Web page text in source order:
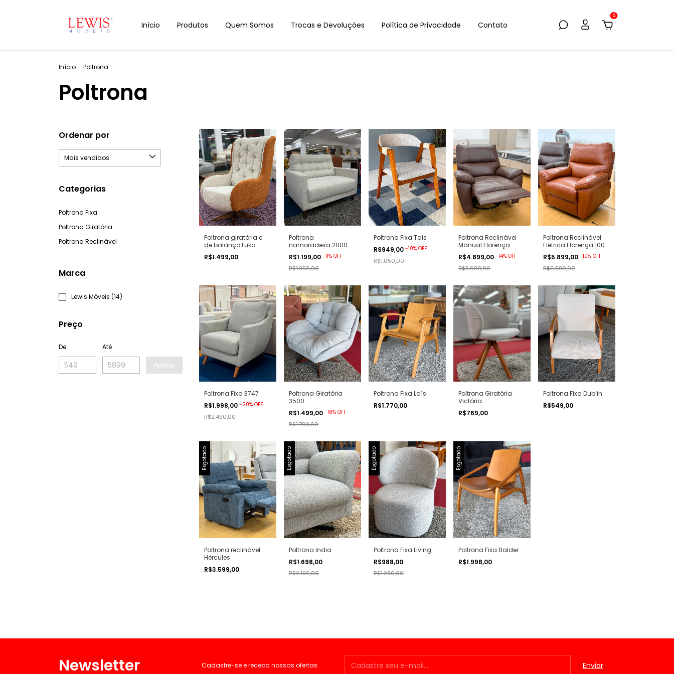
Início Produtos Quem Somos Trocas e Devoluções Política de Privacidade Contato
0
Início . Poltrona
Poltrona
Ordenar por
Categorias
Poltrona Fixa
Poltrona Giratória
Poltrona Reclinável
Marca
Lewis Móveis (14)
Preço
De Até
Aplicar
Poltrona giratória e
de balanço Luka
R$1.499,00
Poltrona
namoradeira 2000
R$1.199,00 -11% OFF
R$1.350,00
Poltrona Fixa Tais
R$949,00 -10% OFF
R$1.050,00
Poltrona Reclinável
Manual Florença
100% Couro
R$4.899,00 -14% OFF
R$5.690,00
Poltrona Reclinável
Elétrica Florença 100%
Couro
R$5.899,00 -10% OFF
R$6.590,00
Poltrona Fixa 3747
R$1.998,00 -20% OFF
R$2.490,00
Poltrona Giratória
3500
R$1.499,00 -16% OFF
R$1.790,00
Poltrona Fixa Laís
R$1.770,00
Poltrona Giratória
Victória
R$769,00
Poltrona Fixa Dublin
R$549,00
Esgotado
Poltrona reclinável
Hércules
R$3.599,00
Esgotado
Poltrona India
R$1.698,00
R$2.190,00
Esgotado
Poltrona Fixa Living
R$988,00
R$1.280,00
Esgotado
Poltrona Fixa Balder
R$1.998,00
Newsletter Cadastre-se e receba nossas ofertas.